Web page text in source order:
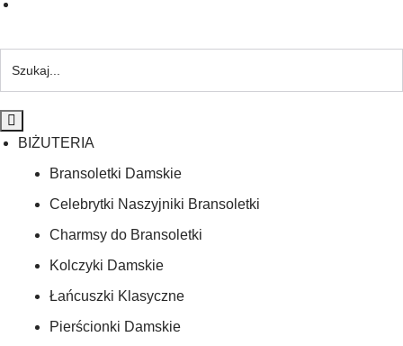
BIŻUTERIA
Bransoletki Damskie
Celebrytki Naszyjniki Bransoletki
Charmsy do Bransoletki
Kolczyki Damskie
Łańcuszki Klasyczne
Pierścionki Damskie